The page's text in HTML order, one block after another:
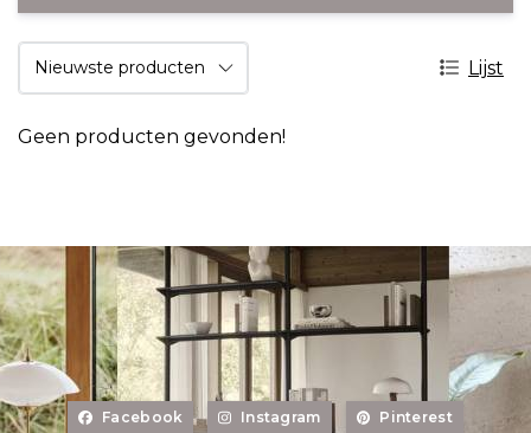
Lijst
Geen producten gevonden!
Facebook Instagram Pinterest